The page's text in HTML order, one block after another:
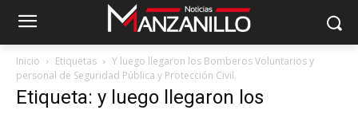
Inicio Etiquetas
Y luego llegaron los Bomberos Voluntarios y
personal de Seguridad Pública y Protección Civil.
Etiqueta: y luego llegaron los